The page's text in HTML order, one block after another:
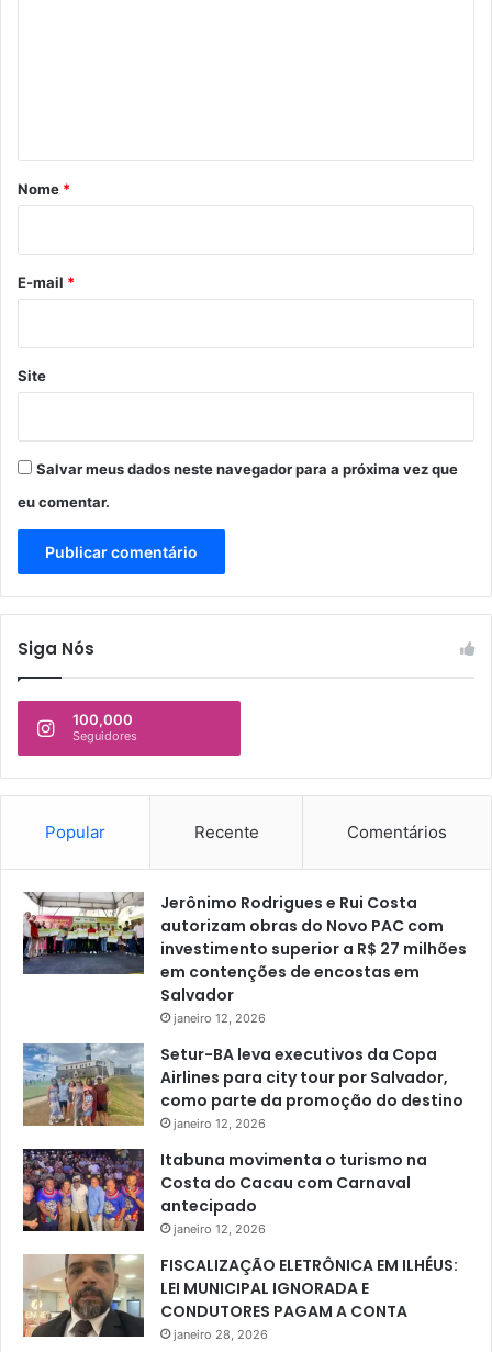
r
*
Nome *
E-mail *
Site
Salvar meus dados neste navegador para a próxima vez que
eu comentar.
Siga Nós
100,000
Seguidores
Popular Recente Comentários
Jerônimo Rodrigues e Rui Costa
autorizam obras do Novo PAC com
investimento superior a R$ 27 milhões
em contenções de encostas em
Salvador
janeiro 12, 2026
Setur-BA leva executivos da Copa
Airlines para city tour por Salvador,
como parte da promoção do destino
janeiro 12, 2026
Itabuna movimenta o turismo na
Costa do Cacau com Carnaval
antecipado
janeiro 12, 2026
FISCALIZAÇÃO ELETRÔNICA EM ILHÉUS:
LEI MUNICIPAL IGNORADA E
CONDUTORES PAGAM A CONTA
janeiro 28, 2026